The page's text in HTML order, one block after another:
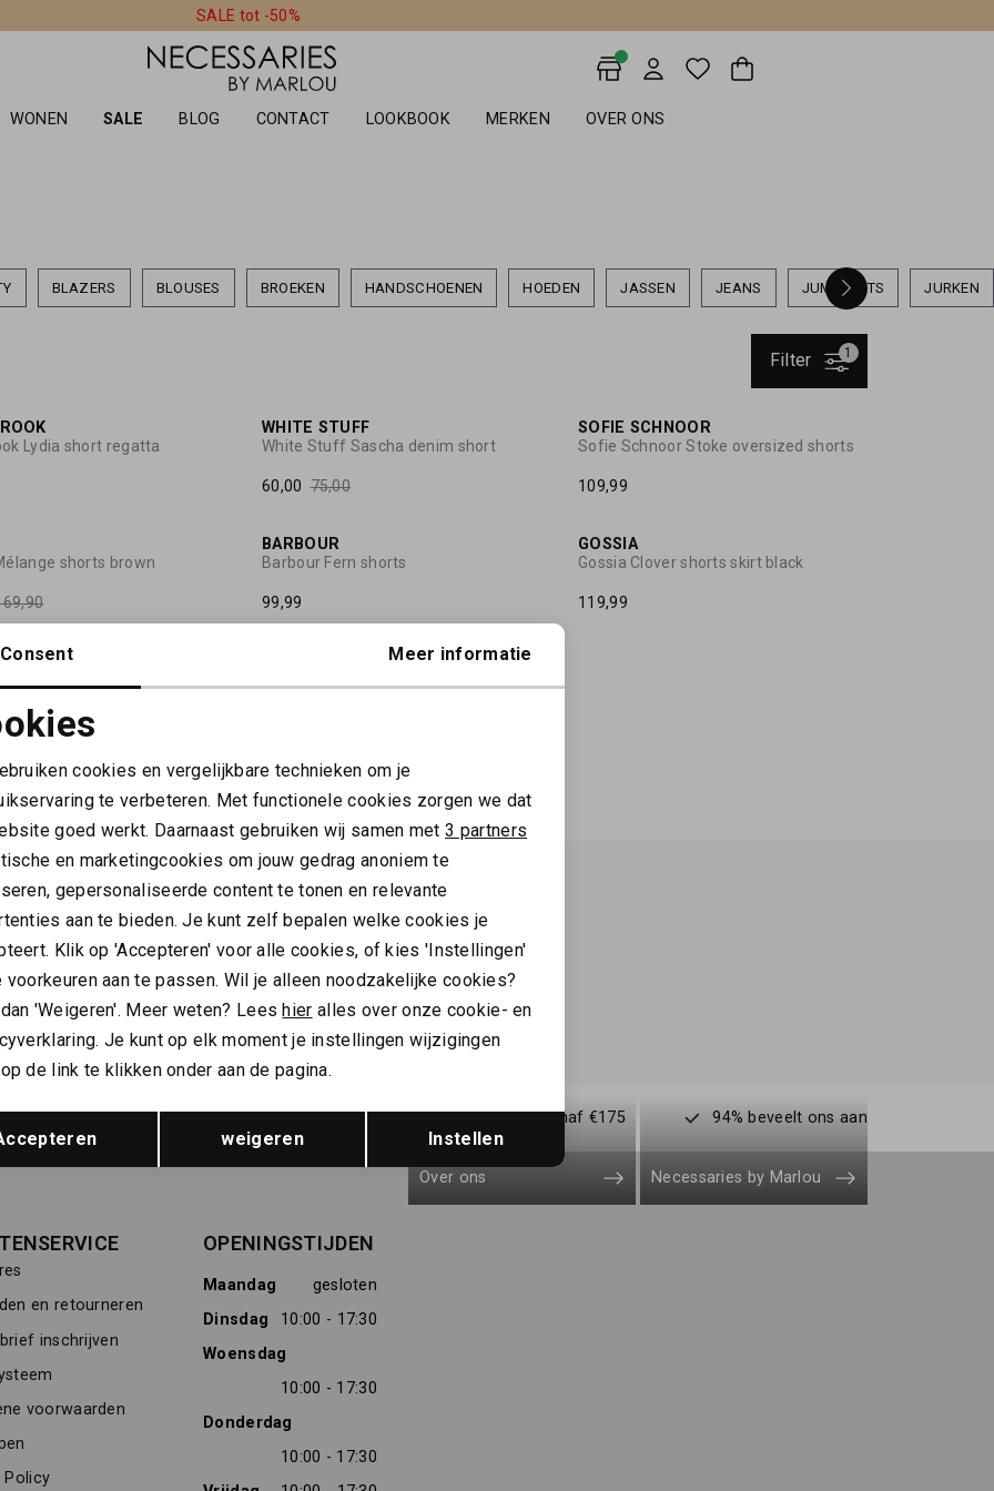
SALE tot -50%
WONEN SALE BLOG CONTACT LOOKBOOK MERKEN OVER ONS
BLAZERS BLOUSES BROEKEN HANDSCHOENEN HOEDEN JASSEN JEANS JUMPSUITS JURKEN
1
Filter
Lydia short regatta
WHITE STUFF
White Stuff Sascha denim short
60,00 75,00
SOFIE SCHNOOR
Sofie Schnoor Stoke oversized shorts
109,99
shorts brown
BARBOUR
Barbour Fern shorts
99,99
GOSSIA
Gossia Clover shorts skirt black
119,99
ALTIJD ALS EERSTE OP DE HOOGTE ZIJN?
Schrijf je in en ontvang 10% korting op je 1e bestelling
AANMELDEN
Hoe we met je data omgaan? Bekijk dit in onze
privacyverklaring.
Meld je aan voor de nieuwsbrief Gratis verzenden vanaf €175 94% beveelt ons aan
en retourneren
inschrijven
voorwaarden
Policy
OPENINGSTIJDEN
Maandag
gesloten
Dinsdag
10:00 - 17:30
Woensdag
10:00 - 17:30
Donderdag
10:00 - 17:30
Over ons Necessaries by Marlou
cookies
cookies Marketing cookies
Terug Opslaan
Consent Meer informatie
cookies en vergelijkbare technieken om je
te verbeteren. Met functionele cookies zorgen we dat
goed werkt. Daarnaast gebruiken wij samen met3 partners
en marketingcookies om jouw gedrag anoniem te
gepersonaliseerde content te tonen en relevante
aan te bieden. Je kunt zelf bepalen welke cookies je
Klik op 'Accepteren' voor alle cookies, of kies 'Instellingen'
voorkeuren aan te passen. Wil je alleen noodzakelijke cookies?
'Weigeren'. Meer weten? Leeshier alles over onze cookie- en
Je kunt op elk moment je instellingen wijzigingen
de link te klikken onder aan de pagina.
weigeren Instellen